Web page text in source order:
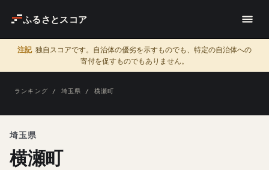
ふるさとスコア
注記 独自スコアです。自治体の優劣を示すものでも、特定の自治体への
寄付を促すものでもありません。
ランキング / 埼玉県 / 横瀬町
埼玉県
横瀬町